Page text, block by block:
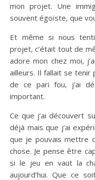
mon projet. Une
souvent égoïste, que
Et même si nous
projet, c’était tout de
adore mon chez moi,
ailleurs. Il fallait se
de ce pari fou, j’ai
important.
Ce que j’ai découvert
déjà mais que j’ai
que je pouvais mettre
chose. Je pense être
si le jeu en vaut la
aujourd’hui. Que ce